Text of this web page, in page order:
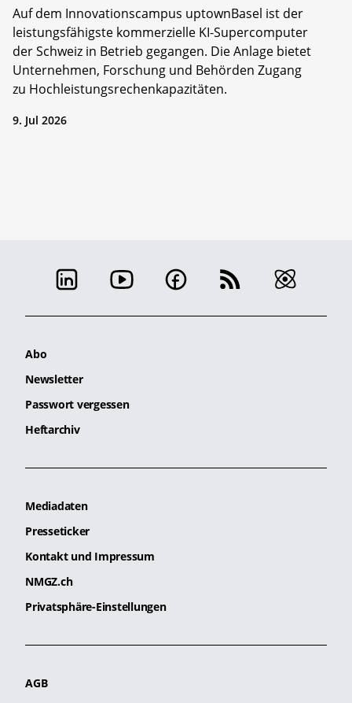
Auf dem Innovationscampus uptownBasel ist der
leistungsfähigste kommerzielle KI-Supercomputer
der Schweiz in Betrieb gegangen. Die Anlage bietet
Unternehmen, Forschung und Behörden Zugang
zu Hochleistungsrechenkapazitäten.
9. Jul 2026
Abo
Newsletter
Passwort vergessen
Heftarchiv
Mediadaten
Presseticker
Kontakt und Impressum
NMGZ.ch
Privatsphäre-Einstellungen
AGB